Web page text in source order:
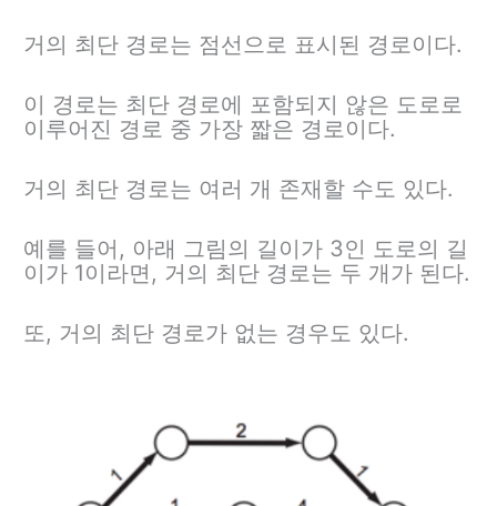
거의 최단 경로는 점선으로 표시된 경로이다.
이 경로는 최단 경로에 포함되지 않은 도로로
이루어진 경로 중 가장 짧은 경로이다.
거의 최단 경로는 여러 개 존재할 수도 있다.
예를 들어, 아래 그림의 길이가 3인 도로의 길
이가 1이라면, 거의 최단 경로는 두 개가 된다.
또, 거의 최단 경로가 없는 경우도 있다.